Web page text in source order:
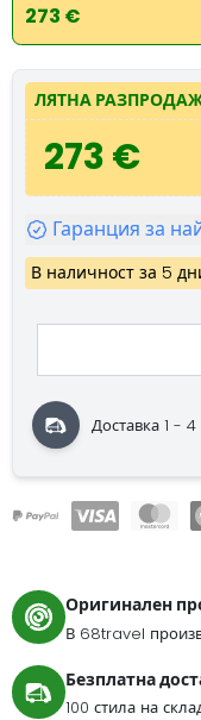
273 €
ЛЯТНА
273 €
Гаранция за
В наличност за 5
Доставка 1 -
Оригинален
В 68travel
Безплатна
100 стила на